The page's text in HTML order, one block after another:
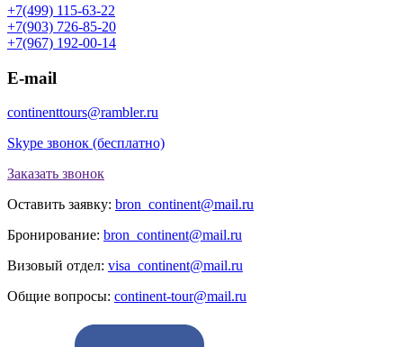
+7(499) 115-63-22
+7(903) 726-85-20
+7(967) 192-00-14
E-mail
continenttours@rambler.ru
Skype звонок (бесплатно)
Заказать звонок
Оставить заявку: bron_continent@mail.ru
Бронирование: bron_continent@mail.ru
Визовый отдел: visa_continent@mail.ru
Общие вопросы: continent-tour@mail.ru